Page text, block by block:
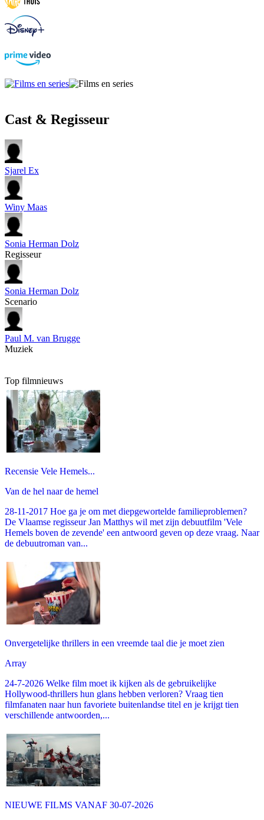
Cast & Regisseur
Sjarel Ex
Winy Maas
Sonia Herman Dolz
Regisseur
Sonia Herman Dolz
Scenario
Paul M. van Brugge
Muziek
Top filmnieuws
Recensie Vele Hemels...
Van de hel naar de hemel
28-11-2017 Hoe ga je om met diepgewortelde familieproblemen?
De Vlaamse regisseur Jan Matthys wil met zijn debuutfilm 'Vele
Hemels boven de zevende' een antwoord geven op deze vraag. Naar
de debuutroman van...
Onvergetelijke thrillers in een vreemde taal die je moet zien
Array
24-7-2026 Welke film moet ik kijken als de gebruikelijke
Hollywood-thrillers hun glans hebben verloren? Vraag tien
filmfanaten naar hun favoriete buitenlandse titel en je krijgt tien
verschillende antwoorden,...
NIEUWE FILMS VANAF 30-07-2026